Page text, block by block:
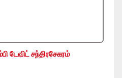
சந்திரசேகரம்